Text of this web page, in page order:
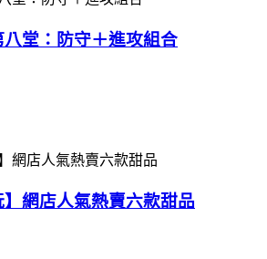
八堂：防守＋進攻組合
】網店人氣熱賣六款甜品